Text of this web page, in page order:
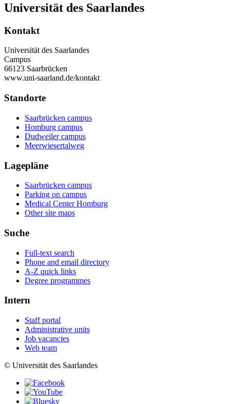
Universität des Saarlandes
Kontakt
Universität des Saarlandes
Campus
66123 Saarbrücken
www.uni-saarland.de/kontakt
Standorte
Saarbrücken campus
Homburg campus
Dudweiler campus
Meerwiesertalweg
Lagepläne
Saarbrücken campus
Parking on campus
Medical Center Homburg
Other site maps
Suche
Full-text search
Phone and email directory
A-Z quick links
Degree programmes
Intern
Staff portal
Administrative units
Job vacancies
Web team
© Universität des Saarlandes